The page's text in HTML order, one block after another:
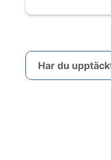
Har du